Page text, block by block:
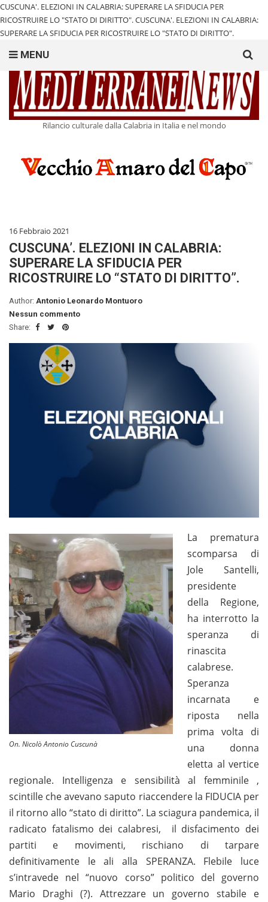
CUSCUNA'. ELEZIONI IN CALABRIA: SUPERARE LA SFIDUCIA PER
RICOSTRUIRE LO "STATO DI DIRITTO".CUSCUNA'. ELEZIONI IN CALABRIA:
SUPERARE LA SFIDUCIA PER RICOSTRUIRE LO "STATO DI DIRITTO".
Rilancio culturale dalla Calabria in Italia e nel mondo
MENU
for:
16 Febbraio 2021
CUSCUNA’. ELEZIONI IN CALABRIA:
SUPERARE LA SFIDUCIA PER
RICOSTRUIRE LO “STATO DI DIRITTO”.
Author: Antonio Leonardo Montuoro
Nessun commento
Share:
On. Nicolò Antonio Cuscunà
La prematura
scomparsa di
Jole Santelli,
presidente
della Regione,
ha interrotto la
speranza di
rinascita
calabrese.
Speranza
incarnata e
riposta nella
prima volta di
una donna
eletta al vertice
regionale. Intelligenza e sensibilità al femminile ,
scintille che avevano saputo riaccendere la FIDUCIA per
il ritorno allo “stato di diritto”. La sciagura pandemica, il
radicato fatalismo dei calabresi, il disfacimento dei
partiti e movimenti, rischiano di tarpare
definitivamente le ali alla SPERANZA. Flebile luce
s’intravede nel “nuovo corso” politico del governo
Mario Draghi (?). Attrezzare un governo stabile e